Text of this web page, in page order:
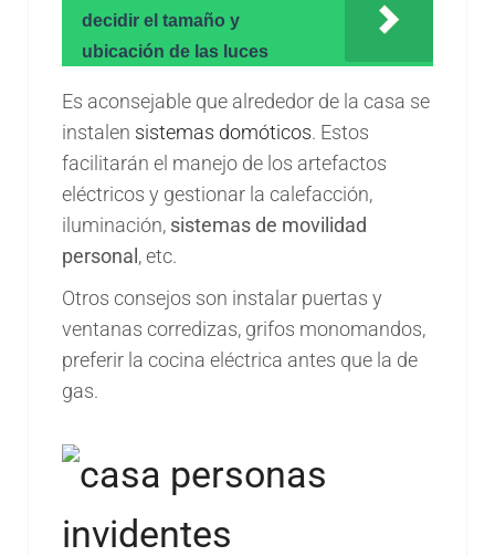
decidir el tamaño y
ubicación de las luces
Es aconsejable que alrededor de la casa se
instalen sistemas domóticos. Estos
facilitarán el manejo de los artefactos
eléctricos y gestionar la calefacción,
iluminación, sistemas de movilidad
personal , etc.
Otros consejos son instalar puertas y
ventanas corredizas, grifos monomandos,
preferir la cocina eléctrica antes que la de
gas.